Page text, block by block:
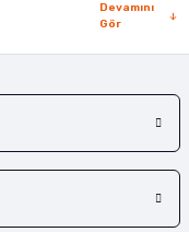
Devamını
Gör